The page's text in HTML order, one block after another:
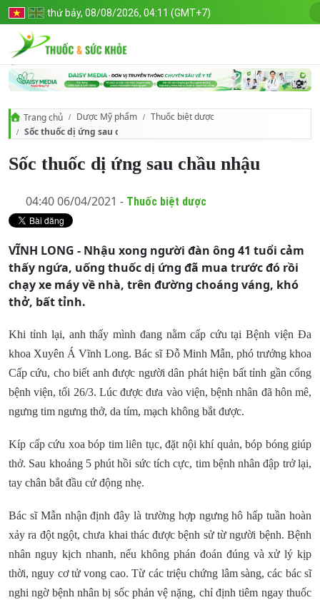
thứ bảy, 08/08/2026, 04:11 (GMT+7)
Trang chủ Dược Mỹ phẩm
Thuốc biệt dược
Sốc thuốc dị ứng sau chầu nhậu
Sốc thuốc dị ứng sau chầu nhậu
04:40 06/04/2021 - Thuốc biệt dược
VĨNH LONG - Nhậu xong người đàn ông 41 tuổi cảm
thấy ngứa, uống thuốc dị ứng đã mua trước đó rồi
chạy xe máy về nhà, trên đường choáng váng, khó
thở, bất tỉnh.
Khi tỉnh lại, anh thấy mình đang nằm cấp cứu tại Bệnh viện Đa
khoa Xuyên Á Vĩnh Long. Bác sĩ Đỗ Minh Mẫn, phó trưởng khoa
Cấp cứu, cho biết anh được người dân phát hiện bất tỉnh gần cổng
bệnh viện, tối 26/3. Lúc được đưa vào viện, bệnh nhân đã hôn mê,
ngưng tim ngưng thở, da tím, mạch không bắt được.
Kíp cấp cứu xoa bóp tim liên tục, đặt nội khí quản, bóp bóng giúp
thở. Sau khoảng 5 phút hồi sức tích cực, tim bệnh nhân đập trở lại,
tay chân bắt đầu cử động nhẹ.
Bác sĩ Mẫn nhận định đây là trường hợp ngưng hô hấp tuần hoàn
xảy ra đột ngột, chưa khai thác được bệnh sử từ người bệnh. Bệnh
nhân nguy kịch nhanh, nếu không phán đoán đúng và xử lý kịp
thời, nguy cơ tử vong cao. Từ các triệu chứng lâm sàng, các bác sĩ
nghi ngờ bệnh nhân bị sốc phản vệ nặng, chỉ định tiêm ngay thuốc